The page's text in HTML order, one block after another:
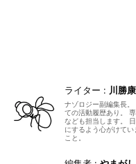
川勝
ナゾロジー副編集長。
ての活動履歴あり。
なども担当します。
にするよう心がけて
こと。